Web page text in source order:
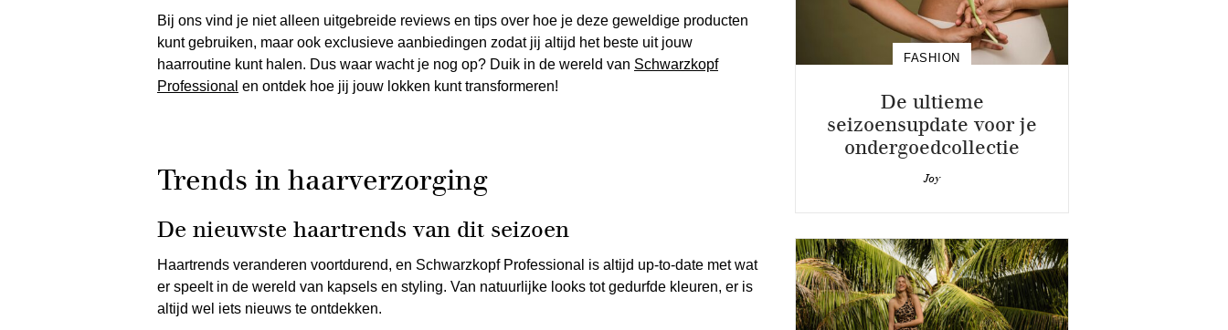
Bij ons vind je niet alleen uitgebreide reviews en tips over hoe je deze geweldige producten
kunt gebruiken, maar ook exclusieve aanbiedingen zodat jij altijd het beste uit jouw
haarroutine kunt halen. Dus waar wacht je nog op? Duik in de wereld van Schwarzkopf
Professional en ontdek hoe jij jouw lokken kunt transformeren!
Trends in haarverzorging
De nieuwste haartrends van dit seizoen
Haartrends veranderen voortdurend, en Schwarzkopf Professional is altijd up-to-date met wat
er speelt in de wereld van kapsels en styling. Van natuurlijke looks tot gedurfde kleuren, er is
altijd wel iets nieuws te ontdekken.
FASHION
De ultieme
seizoensupdate voor je
ondergoedcollectie
Joy